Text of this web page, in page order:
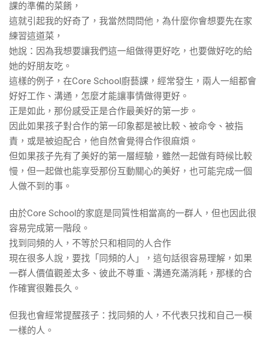
課的準備的菜餚，
這就引起我的好奇了，我當然問問他，為什麼你會想要先在家
練習這道菜，
她說：因為我想要讓我們這一組做得更好吃，也要做好吃的給
她的好朋友吃。
這樣的例子，在Core School廚藝課，經常發生，兩人一組都會
好好工作、溝通，怎麼才能讓事情做得更好。
正是如此，那份感受正是合作最美好的第一步。
因此如果孩子對合作的第一印象都是被比較、被命令、被指
責，或是被迫配合，他自然會覺得合作很麻煩。
但如果孩子先有了美好的第一層經驗，雖然一起做有時候比較
慢，但一起做也能享受那份互動關心的美好，也可能完成一個
人做不到的事。
由於Core School的家庭是同質性相當高的一群人，但也因此很
容易完成第一階段。
找到同頻的人，不等於只和相同的人合作
現在很多人說，要找「同頻的人」，這句話很容易理解，如果
一群人價值觀差太多、彼此不尊重、溝通充滿消耗，那樣的合
作確實很難長久。
但我也會經常提醒孩子：找同頻的人，不代表只找和自己一模
一樣的人。